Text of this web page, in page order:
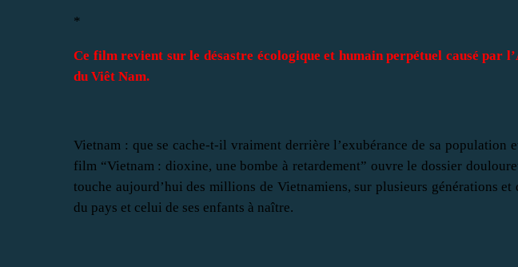
*
Ce film revient sur le désastre écologique et humain perpétuel causé par
du Viêt Nam.
Vietnam : que se cache-t-il vraiment derrière l’exubérance de sa population
film “Vietnam : dioxine, une bombe à retardement” ouvre le dossier
touche aujourd’hui des millions de Vietnamiens, sur plusieurs générations
du pays et celui de ses enfants à naître.